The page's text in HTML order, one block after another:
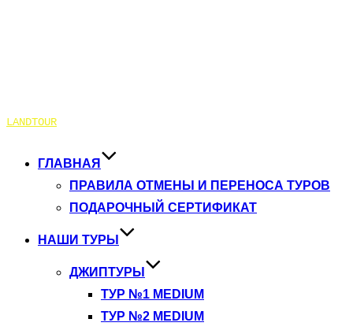
Перейти
содержимому
LANDTOUR
ГЛАВНАЯ
ПРАВИЛА ОТМЕНЫ И ПЕРЕНОСА ТУРОВ
ПОДАРОЧНЫЙ СЕРТИФИКАТ
НАШИ ТУРЫ
ДЖИПТУРЫ
ТУР №1 MEDIUM
ТУР №2 MEDIUM